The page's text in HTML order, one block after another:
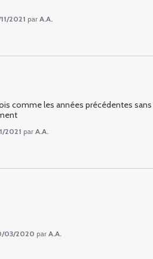
2021 par A.A.
comme les années précédentes
2021 par A.A.
03/2020 par A.A.